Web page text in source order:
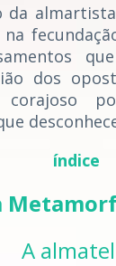
da
dos
corajoso
índice
A